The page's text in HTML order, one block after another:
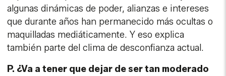
algunas dinámicas de poder, alianzas e intereses
que durante años han permanecido más ocultas o
maquilladas mediáticamente. Y eso explica
también parte del clima de desconfianza actual.
P. ¿Va a tener que dejar de ser tan moderado